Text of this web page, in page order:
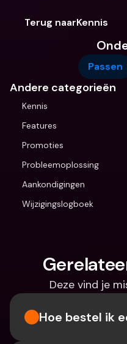
Terug naarKennis
Passen
Andere categorieën
Kennis
Features
Promoties
Probleemoplossing
Aankondigingen
Wijzigingslogboek
Deze vind je
Hoe bestel ik